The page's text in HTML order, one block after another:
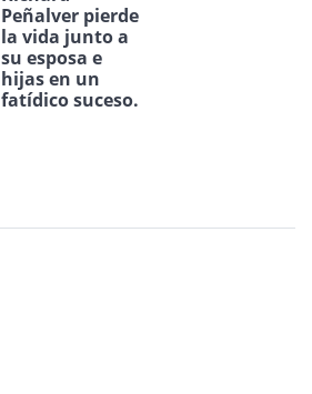
Peñalver pierde
la vida junto a
su esposa e
hijas en un
fatídico suceso.